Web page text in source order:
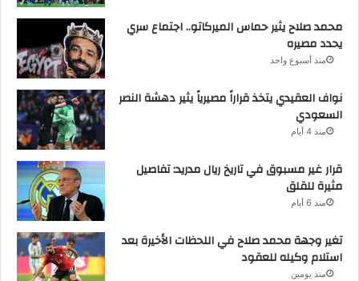
محمد صلاح يثير حماس الميركاتو.. اجتماع سري
يحدد مصيره
منذ أسبوع واحد
نواف العقيدي يتخذ قراراً مصيرياً يثير دهشة النصر
السعودي
منذ 4 أيام
قرار غير مسبوق في تاريخ ريال مدريد: تفاصيل
مثيرة للقلق
منذ 6 أيام
تغير وجهة محمد صلاح في اللحظات الأخيرة بعد
استلام وكيله للعقود
منذ يومين